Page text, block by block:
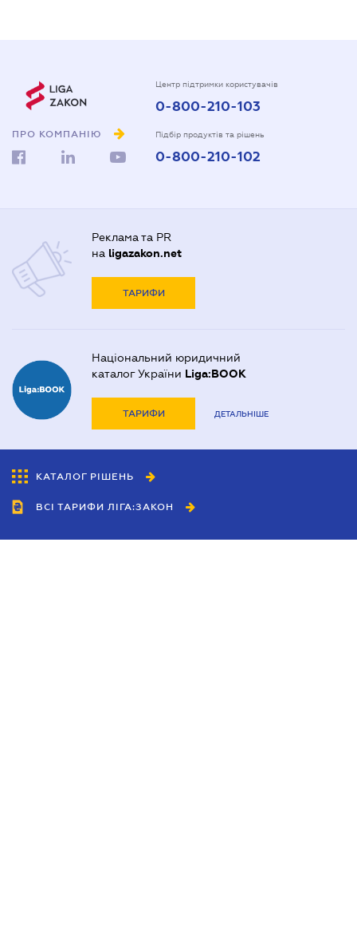
ПРО КОМПАНІЮ
Центр підтримки користувачів
0-800-210-103
Підбір продуктів та рішень
0-800-210-102
Реклама та PR
на ligazakon.net
ТАРИФИ
Національний юридичний
каталог України Liga:BOOK
ТАРИФИ ДЕТАЛЬНІШЕ
КАТАЛОГ РІШЕНЬ
ВСІ ТАРИФИ ЛІГА:ЗАКОН